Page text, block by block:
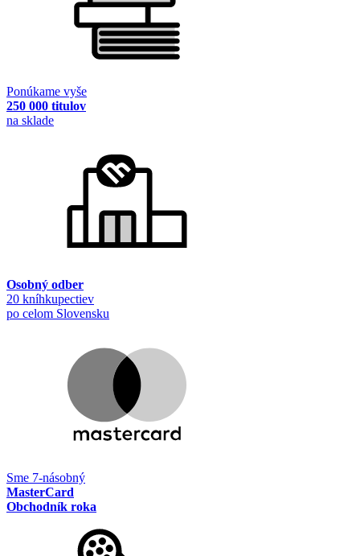
Ponúkame vyše
250 000 titulov
na sklade
Osobný odber
20 kníhkupectiev
po celom Slovensku
Sme 7-násobný
MasterCard
Obchodník roka